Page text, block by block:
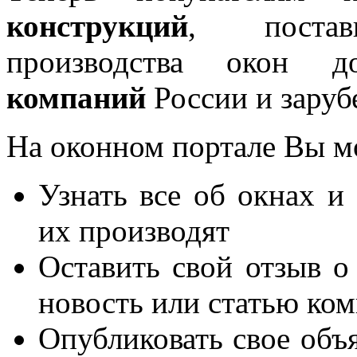
конструкций,
производства окон
компаний России и
На оконном портале Вы
Узнать все об окнах и
их производят
Оставить свой отзыв
новость или статью
Опубликовать свое